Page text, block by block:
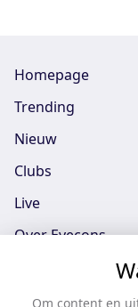
Homepage
Trending
Nieuw
Clubs
Live
Over Eyecons
Eyecons App - iOS
Eyecons App -
Om content en